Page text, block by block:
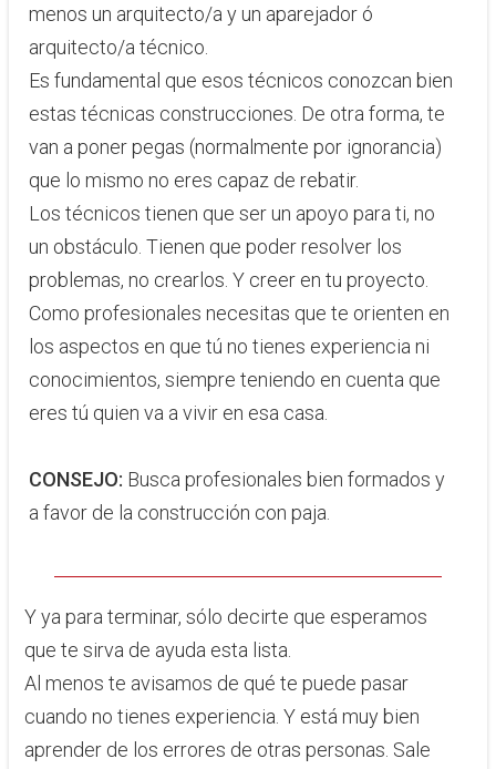
menos un arquitecto/a y un aparejador ó
arquitecto/a técnico.
​Es fundamental que esos técnicos conozcan bien
estas técnicas construcciones. De otra forma, te
van a poner pegas (normalmente por ignorancia)
que lo mismo no eres capaz de rebatir.
Los técnicos tienen que ser un apoyo para ti, no
un obstáculo. Tienen que poder resolver los
problemas, no crearlos. Y creer en tu proyecto.
Como profesionales necesitas que te orienten en
los aspectos en que tú no tienes experiencia ni
conocimientos, siempre teniendo en cuenta que
eres tú quien va a vivir en esa casa.
CONSEJO: ​Busca profesionales bien formados y
a favor de la construcción con paja.​
Y ya para terminar, sólo decirte que esperamos
que te sirva de ayuda esta lista.
Al menos te avisamos de qué te puede pasar
cuando no tienes experiencia. Y está muy bien
aprender de los errores de otras personas​. Sale